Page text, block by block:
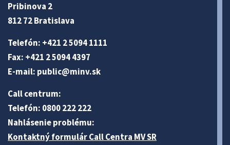
Pribinova 2
812 72 Bratislava
Telefón: +421 2 5094 1111
Fax: +421 2 5094 4397
E-mail: public@minv.sk
Call centrum:
Telefón: 0800 222 222
Nahlásenie problému:
Kontaktný formulár Call Centra MV SR